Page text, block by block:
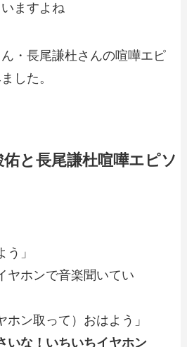
ますよね
・長尾謙杜さんの喧嘩エピ
した。
と長尾謙杜喧嘩エピソ
」
ホンで音楽聞いてい
ホン取って）おはよう」
いな！いちいちイヤホン